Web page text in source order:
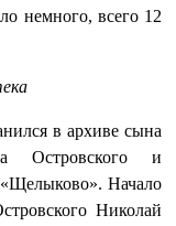
немного, всего 12
в архиве сына
Островского и
«Щелыково». Начало
Николай